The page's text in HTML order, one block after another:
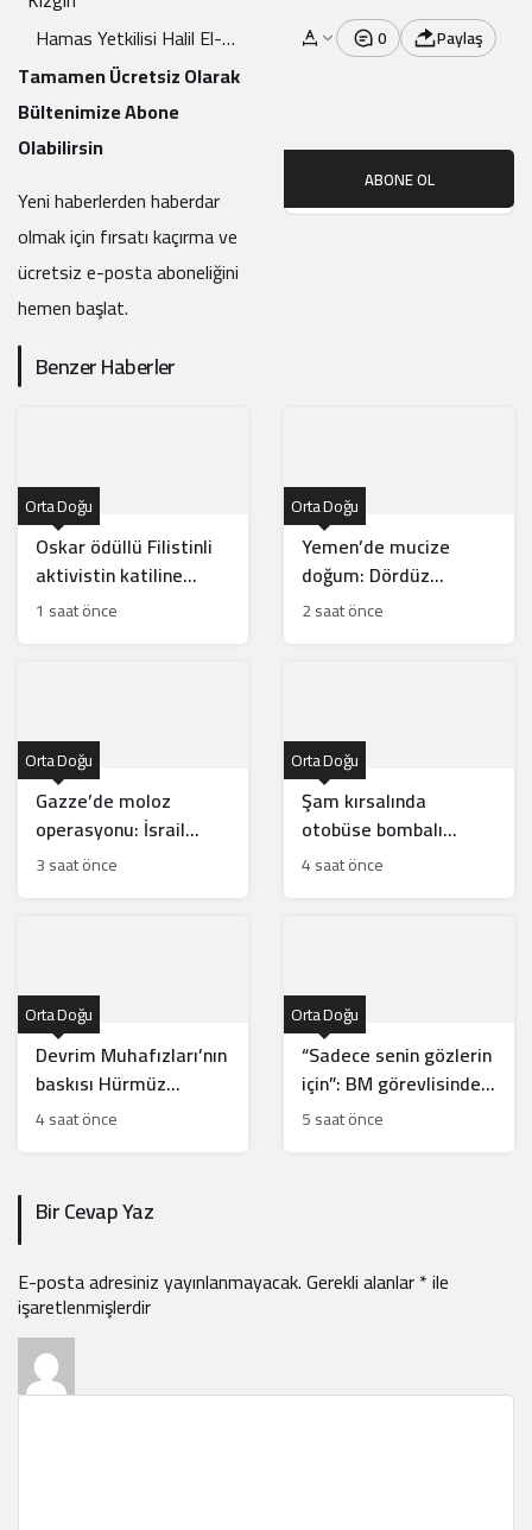
Hamas Yetkilisi Halil El-
Hayye: Gazze Size
Sesleniyor!
0 Paylaş
Tamamen Ücretsiz Olarak
Bültenimize Abone
Olabilirsin
Yeni haberlerden haberdar
olmak için fırsatı kaçırma ve
ücretsiz e-posta aboneliğini
hemen başlat.
ABONE OL
Benzer Haberler
Oskar ödüllü Filistinli
aktivistin katiline
hafifletilmiş suçlama
Orta Doğu
1 saat önce
Yemen’de mucize
doğum: Dördüz
beklerken beşiz bebek
Orta Doğu
2 saat önce
Gazze’de moloz
operasyonu: İsrail
soykırım kanıtlarını mı
Orta Doğu
3 saat önce
Şam kırsalında
otobüse bombalı
saldırı: 2 ölü, 14 yaralı
Orta Doğu
4 saat önce
Devrim Muhafızları’nın
baskısı Hürmüz
Anlaşması’nı kilitledi
Orta Doğu
4 saat önce
“Sadece senin gözlerin
için”: BM görevlisinden
İsrail’e gizli belge
Orta Doğu
5 saat önce
Bir Cevap Yaz
E-posta adresiniz yayınlanmayacak.Gerekli alanlar*ile
işaretlenmişlerdir